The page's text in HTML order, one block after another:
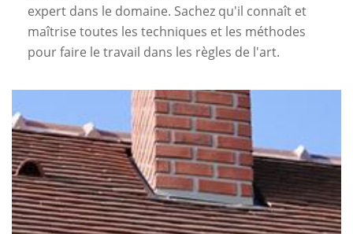
expert dans le domaine. Sachez qu'il connaît et
maîtrise toutes les techniques et les méthodes
pour faire le travail dans les règles de l'art.